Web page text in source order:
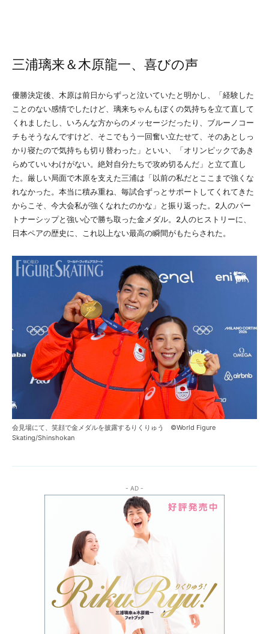
三浦璃来＆木原龍一、喜びの声
優勝決定後、木原は前日からずっと泣いていたと明かし、「経験した
ことのない感情でしたけど、璃来ちゃんもぼくの気持ちを立て直して
くれましたし、いろんな方からのメッセージだったり、ブルーノコー
チもそうなんですけど、そこでもう一回奮い立たせて、そのあとしっ
かり寝たので気持ちも切り替わった」といい、「オリンピックであき
らめていいわけがない。絶対自分たちで攻め切るんだ」と立て直し
た。厳しい局面で木原を支えた三浦は「以前の私だとここまで強くな
れなかった。本当に積み重ね、毎試合ずっとサポートしてくれてきた
からこそ、今大会私が強くなれたのかな」と振り返った。2人のパー
トナーシップと強い心で勝ち取った金メダル。2人のヒストリーに、
日本ペアの歴史に、これ以上ない最高の瞬間がもたらされた。
会見場にて、笑顔で金メダルを披露するりくりゅう ©World Figure
Skating/Shinshokan
- AD -